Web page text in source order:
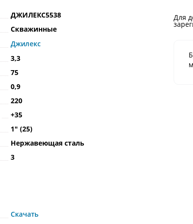
ДЖИЛЕКС5538
Скважинные
Джилекс
3,3
75
0,9
220
+35
1ʺ (25)
Нержавеющая сталь
3
Скачать
Для